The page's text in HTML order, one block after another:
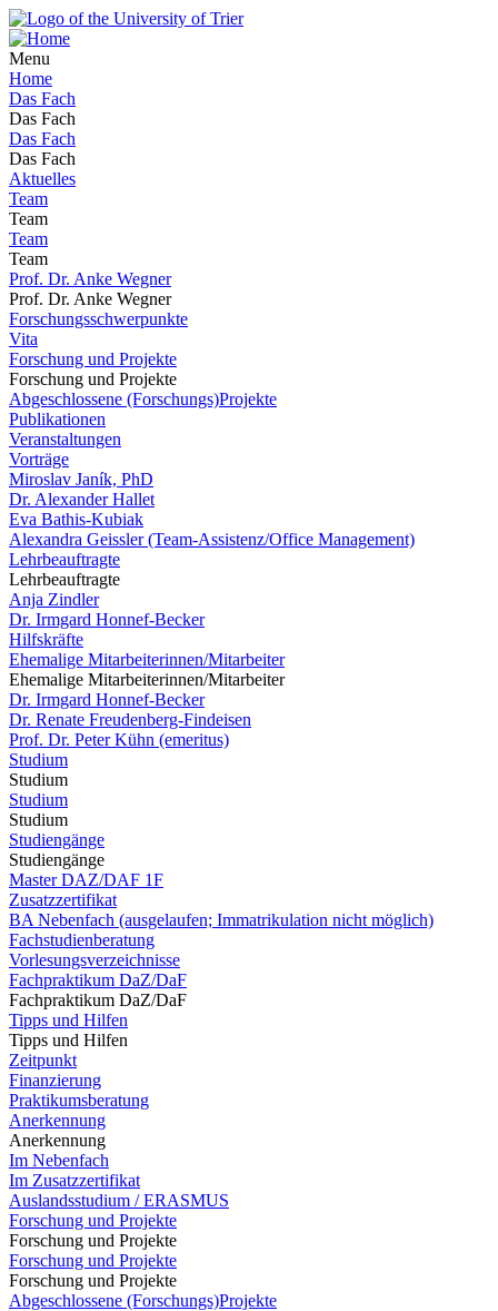
Menu
Home
Das Fach
Das Fach
Das Fach
Das Fach
Aktuelles
Team
Team
Team
Team
Prof. Dr. Anke Wegner
Prof. Dr. Anke Wegner
Forschungsschwerpunkte
Vita
Forschung und Projekte
Forschung und Projekte
Abgeschlossene (Forschungs)Projekte
Publikationen
Veranstaltungen
Vorträge
Miroslav Janík, PhD
Dr. Alexander Hallet
Eva Bathis-Kubiak
Alexandra Geissler (Team-Assistenz/Office Management)
Lehrbeauftragte
Lehrbeauftragte
Anja Zindler
Dr. Irmgard Honnef-Becker
Hilfskräfte
Ehemalige Mitarbeiterinnen/Mitarbeiter
Ehemalige Mitarbeiterinnen/Mitarbeiter
Dr. Irmgard Honnef-Becker
Dr. Renate Freudenberg-Findeisen
Prof. Dr. Peter Kühn (emeritus)
Studium
Studium
Studium
Studium
Studiengänge
Studiengänge
Master DAZ/DAF 1F
Zusatzzertifikat
BA Nebenfach (ausgelaufen; Immatrikulation nicht möglich)
Fachstudienberatung
Vorlesungsverzeichnisse
Fachpraktikum DaZ/DaF
Fachpraktikum DaZ/DaF
Tipps und Hilfen
Tipps und Hilfen
Zeitpunkt
Finanzierung
Praktikumsberatung
Anerkennung
Anerkennung
Im Nebenfach
Im Zusatzzertifikat
Auslandsstudium / ERASMUS
Forschung und Projekte
Forschung und Projekte
Forschung und Projekte
Forschung und Projekte
Abgeschlossene (Forschungs)Projekte